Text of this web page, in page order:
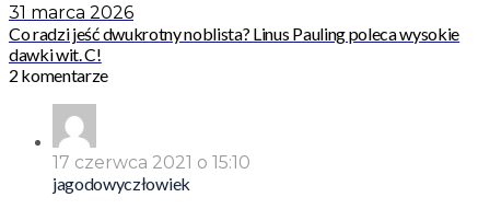
31 marca 2026
Co radzi jeść dwukrotny noblista? Linus Pauling poleca wysokie
dawki wit. C!
2 komentarze
17 czerwca 2021 o 15:10
jagodowyczłowiek